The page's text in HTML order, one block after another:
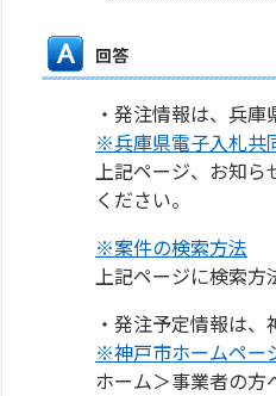
回答
・発注情報は、兵
※兵庫県電子入札共
上記ページ、お知ら
ください。
※案件の検索方法
上記ページに検索方
・発注予定情報は
※神戸市ホームペー
ホーム＞事業者の